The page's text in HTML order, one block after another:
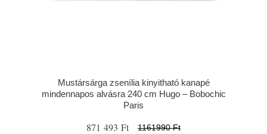
Mustársárga zsenília kinyitható kanapé
mindennapos alvásra 240 cm Hugo – Bobochic
Paris
871 493 Ft 1161990 Ft